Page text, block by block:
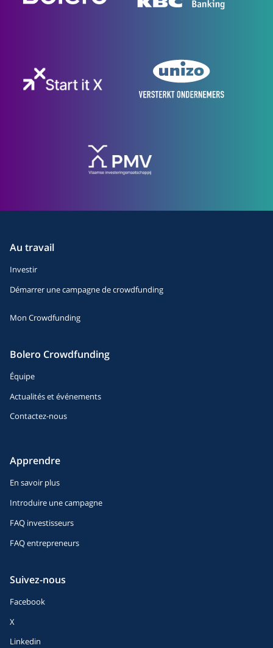
Au travail
Investir
Démarrer une campagne de crowdfunding
Mon Crowdfunding
Bolero Crowdfunding
Équipe
Actualités et événements
Contactez-nous
Apprendre
En savoir plus
Introduire une campagne
FAQ investisseurs
FAQ entrepreneurs
Suivez-nous
Facebook
X
Linkedin